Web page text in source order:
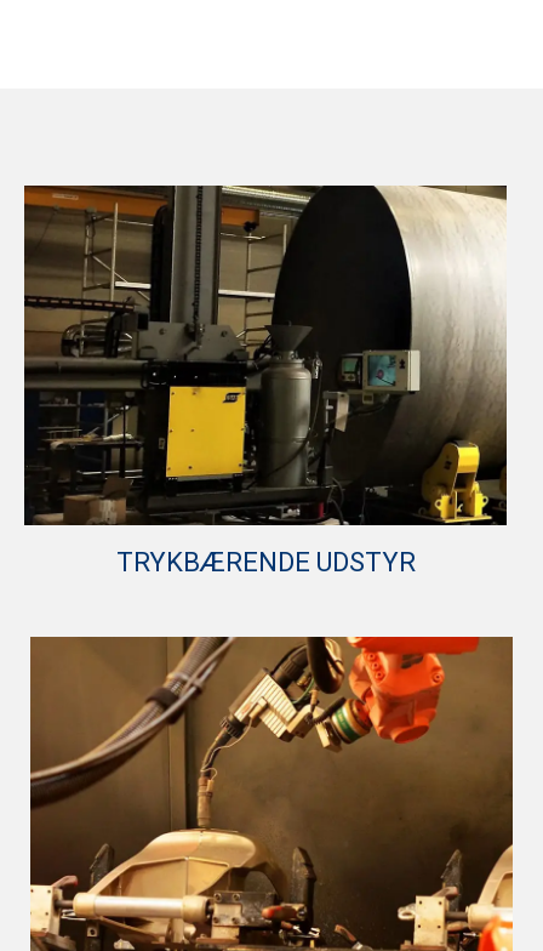
Afdeling for trykbærende udstyr er i stand til at
imødekomme gældende EU-krav og standarter til
kvalitet og dokumentation. Vi har et bredt sortiment
af standard tanke og beholdere i rustfri og sort stål
og fremstiller herudover konstruktioner efter
specialbehov.
TRYKBÆRENDE UDSTYR